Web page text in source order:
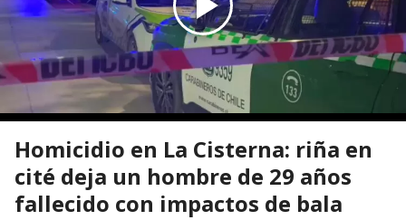
Homicidio en La Cisterna: riña en
cité deja un hombre de 29 años
fallecido con impactos de bala